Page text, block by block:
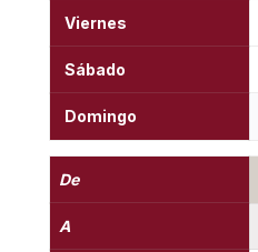
Viernes
Sábado
Domingo
De
A